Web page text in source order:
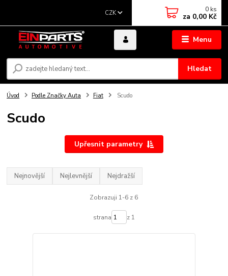
Menu
CZK
Hledat
0 ks
za 0,00 Kč
Úvod Podle Značky Auta Fiat Scudo
Scudo
Upřesnit parametry
Nejnovější Nejlevnější Nejdražší
Zobrazuji 1-6 z 6
strana z 1